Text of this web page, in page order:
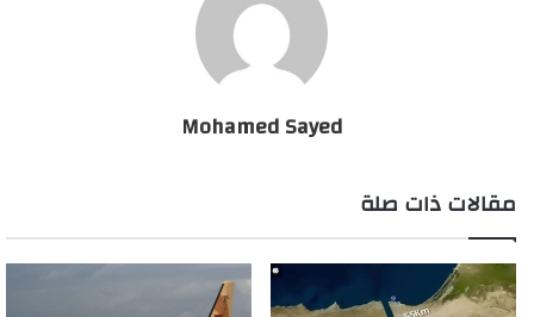
Mohamed Sayed
مقالات ذات صلة